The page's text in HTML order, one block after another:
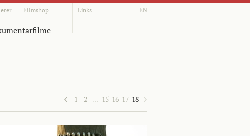
Filmshop Links EN
1 2 … 15 16 17 18